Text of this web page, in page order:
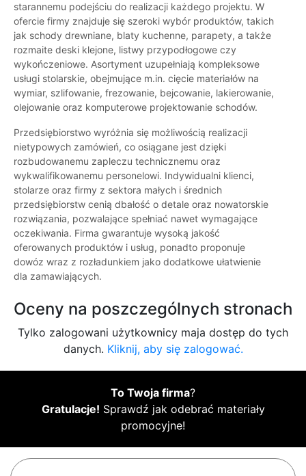
starannemu podejściu do realizacji każdego projektu. W
ofercie firmy znajduje się szeroki wybór produktów, takich
jak schody drewniane, blaty kuchenne, parapety, a także
rozmaite deski klejone, listwy przypodłogowe czy
wykończeniowe. Asortyment uzupełniają kompleksowe
usługi stolarskie, obejmujące m.in. cięcie materiałów na
wymiar, szlifowanie, frezowanie, bejcowanie, lakierowanie,
olejowanie oraz komputerowe projektowanie schodów.
Przedsiębiorstwo wyróżnia się możliwością realizacji
nietypowych zamówień, co osiągane jest dzięki
rozbudowanemu zapleczu technicznemu oraz
wykwalifikowanemu personelowi. Indywidualni klienci,
stolarze oraz firmy z sektora małych i średnich
przedsiębiorstw cenią dbałość o detale oraz nowatorskie
rozwiązania, pozwalające spełniać nawet wymagające
oczekiwania. Firma gwarantuje wysoką jakość
oferowanych produktów i usług, ponadto proponuje
dowóz wraz z rozładunkiem jako dodatkowe ułatwienie
dla zamawiających.
Oceny na poszczególnych stronach
Tylko zalogowani użytkownicy maja dostęp do tych
danych. Kliknij, aby się zalogować.
To Twoja firma?
Gratulacje! Sprawdź jak odebrać materiały
promocyjne!